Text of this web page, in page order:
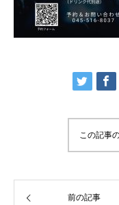
この記事
前の記事